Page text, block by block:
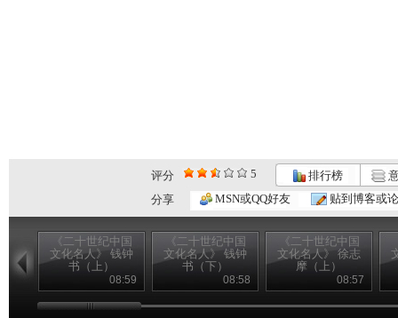
评分 5 排行榜
分享
MSN或QQ好友 贴到博客或
《二十世纪中国
文化名人》 钱钟
书（上）
08:59
《二十世纪中国
文化名人》 钱钟
书（下）
08:58
《二十世纪中国
文化名人》 徐志
摩（上）
08:57